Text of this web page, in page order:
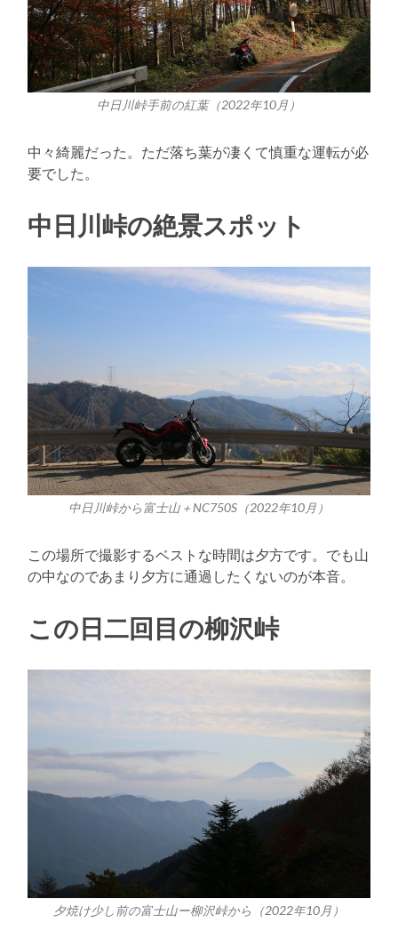
中日川峠手前の紅葉（2022年10月）
中々綺麗だった。ただ落ち葉が凄くて慎重な運転が必
要でした。
中日川峠の絶景スポット
中日川峠から富士山＋NC750S（2022年10月）
この場所で撮影するベストな時間は夕方です。でも山
の中なのであまり夕方に通過したくないのが本音。
この日二回目の柳沢峠
夕焼け少し前の富士山ー柳沢峠から（2022年10月）